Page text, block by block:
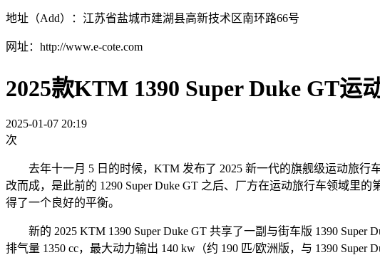
地址（Add）：江苏省盐城市建湖县高新技术区南环路66号
网址：http://www.e-cote.com
2025款KTM 1390 Super Duke GT运
2025-01-07 20:19
次
去年十一月 5 日的时候，KTM 发布了 2025 新一代的旗舰级运动旅行车
改而成，是此前的 1290 Super Duke GT 之后、厂方在运动旅行车领域
得了一个良好的平衡。
新的 2025 KTM 1390 Super Duke GT 共享了一副与街车版 1390 Super
排气量 1350 cc，最大动力输出 140 kw（约 190 匹/欧洲版，与 1390